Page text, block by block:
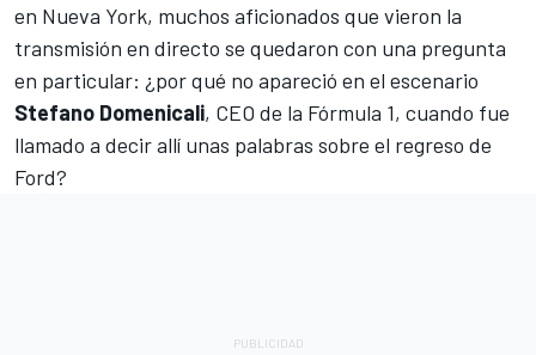
en Nueva York, muchos aficionados que vieron la
transmisión en directo se quedaron con una pregunta
en particular: ¿por qué no apareció en el escenario
Stefano Domenicali, CEO de la Fórmula 1, cuando fue
llamado a decir allí unas palabras sobre el regreso de
Ford?